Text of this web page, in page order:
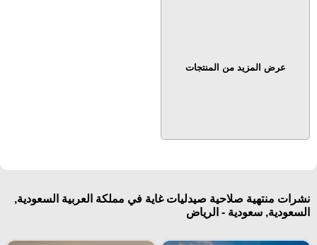
عرض المزيد من المنتجات
نشرات منتهية صلاحية صيدليات غاية في مملكة العربية السعودية,
السعودية, سعودية - الرياض